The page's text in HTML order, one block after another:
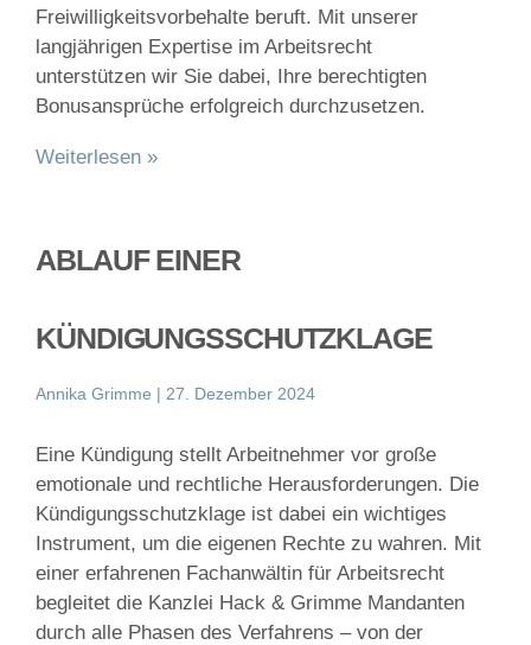
Freiwilligkeitsvorbehalte beruft. Mit unserer
langjährigen Expertise im Arbeitsrecht
unterstützen wir Sie dabei, Ihre berechtigten
Bonusansprüche erfolgreich durchzusetzen.
Weiterlesen »
ABLAUF EINER
KÜNDIGUNGSSCHUTZKLAGE
Annika Grimme 27. Dezember 2024
Eine Kündigung stellt Arbeitnehmer vor große
emotionale und rechtliche Herausforderungen. Die
Kündigungsschutzklage ist dabei ein wichtiges
Instrument, um die eigenen Rechte zu wahren. Mit
einer erfahrenen Fachanwältin für Arbeitsrecht
begleitet die Kanzlei Hack & Grimme Mandanten
durch alle Phasen des Verfahrens – von der